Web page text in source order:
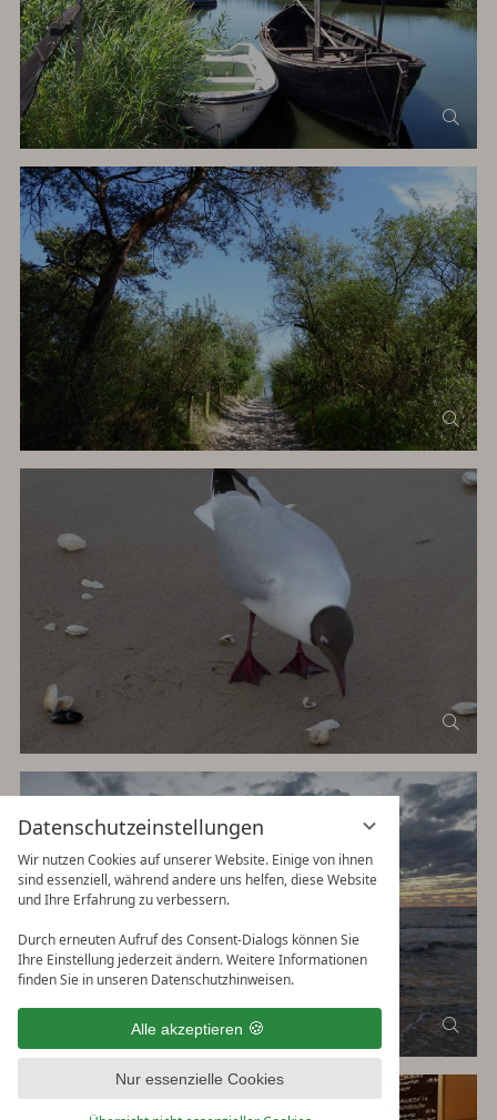
Datenschutzeinstellungen
Wir nutzen Cookies auf unserer Website. Einige von ihnen
sind essenziell, während andere uns helfen, diese Website
und Ihre Erfahrung zu verbessern.
Durch erneuten Aufruf des Consent-Dialogs können Sie
Ihre Einstellung jederzeit ändern. Weitere Informationen
finden Sie in unseren Datenschutzhinweisen.
Alle akzeptieren
Nur essenzielle Cookies